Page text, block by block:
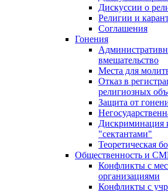
Дискуссии о
Религии и
Соглашения
Гонения
вмешательство
Места для
Отказ в
религиозных
Защита от
Дискриминация
"сектантами"
Теоретическая
Общественность и
Конфликты с
организациями
Конфликты с